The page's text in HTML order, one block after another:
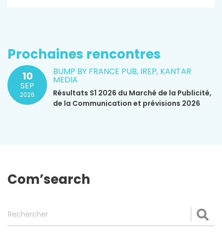
Prochaines rencontres
10
SEP
2026
BUMP BY FRANCE PUB, IREP, KANTAR
MEDIA
Résultats S1 2026 du Marché de la Publicité,
de la Communication et prévisions 2026
Com’search